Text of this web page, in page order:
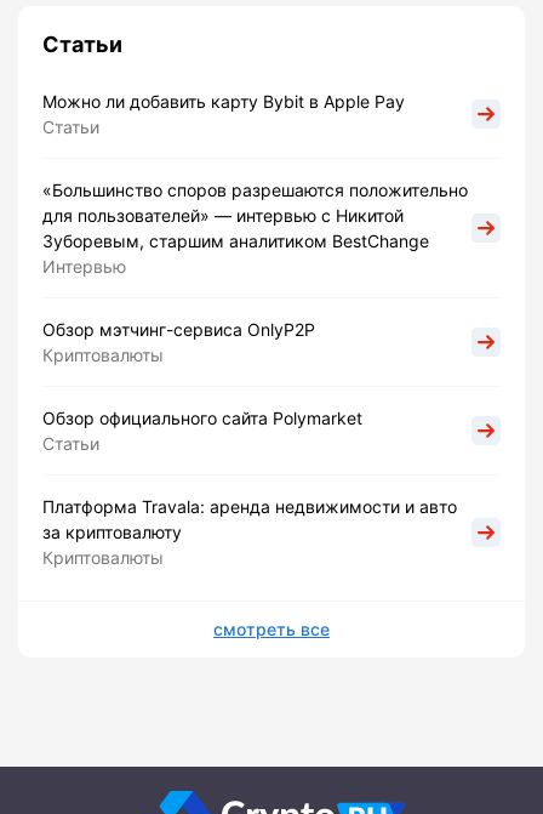
Статьи
Можно ли добавить карту Bybit в Apple Pay
Статьи
«Большинство споров разрешаются положительно
для пользователей» — интервью с Никитой
Зуборевым, старшим аналитиком BestChange
Интервью
Обзор мэтчинг-сервиса OnlyP2P
Криптовалюты
Обзор официального сайта Polymarket
Статьи
Платформа Travala: аренда недвижимости и авто
за криптовалюту
Криптовалюты
смотреть все